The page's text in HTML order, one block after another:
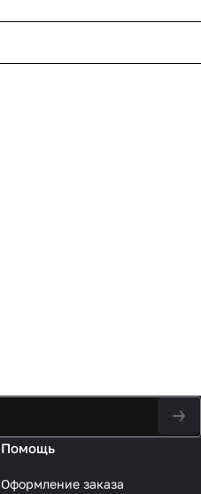
Помощь
Оформление заказа